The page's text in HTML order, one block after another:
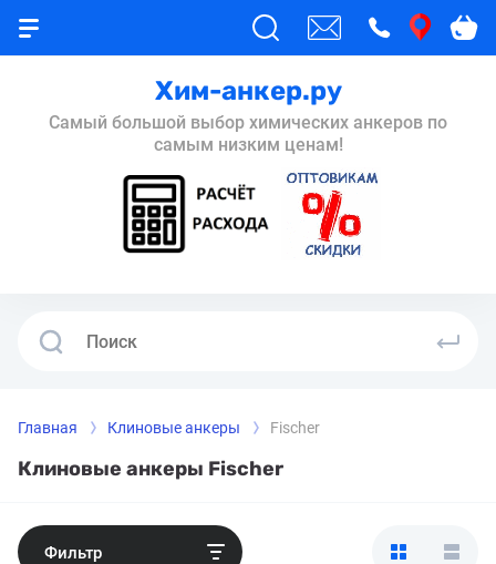
Хим-анкер.ру
Самый большой выбор химических анкеров по
самым низким ценам!
Главная Клиновые анкеры Fischer
Клиновые анкеры Fischer
Фильтр